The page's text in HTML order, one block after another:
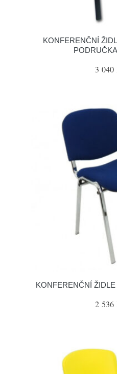
KONFERENČNÍ
3 040
KONFERENČNÍ
2 536